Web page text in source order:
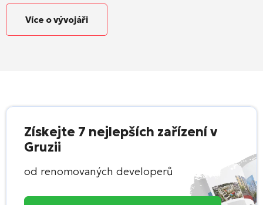
Více o vývojáři
Získejte 7 nejlepších zařízení v
Gruzii
od renomovaných developerů